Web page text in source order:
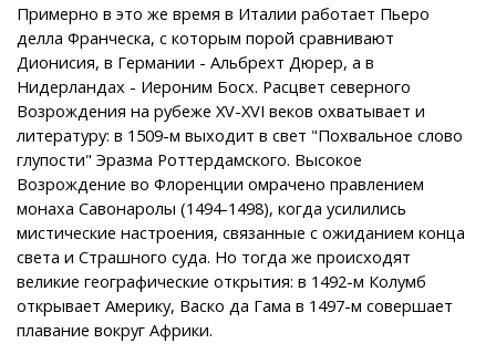
Примерно в это же время в Италии работает Пьеро
делла Франческа, с которым порой сравнивают
Дионисия, в Германии - Альбрехт Дюрер, а в
Нидерландах - Иероним Босх. Расцвет северного
Возрождения на рубеже XV-XVI веков охватывает и
литературу: в 1509-м выходит в свет "Похвальное слово
глупости" Эразма Роттердамского. Высокое
Возрождение во Флоренции омрачено правлением
монаха Савонаролы (1494-1498), когда усилились
мистические настроения, связанные с ожиданием конца
света и Страшного суда. Но тогда же происходят
великие географические открытия: в 1492-м Колумб
открывает Америку, Васко да Гама в 1497-м совершает
плавание вокруг Африки.